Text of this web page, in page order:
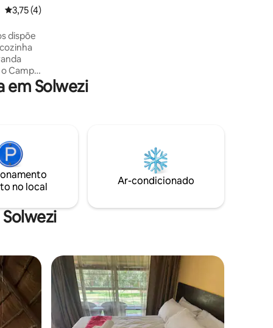
3,75 de uma avaliação média de 5, 4 avaliações
3,75 (4)
dispõe
Campo
aos
Smart
em Solwezi
no local
Ar-condicionado